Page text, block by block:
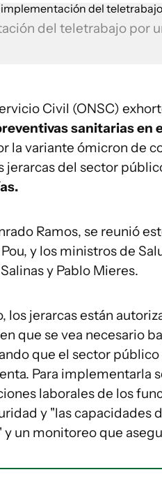
del teletrabajo por
Civil (ONSC)
sanitarias en
la variante ómicron de
jerarcas del sector
Ramos, se reunió
y los ministros de
y Pablo Mieres.
los jerarcas están
que se vea necesario
que el sector
Para implementarla
laborales de los
y "las capacidades
un monitoreo que